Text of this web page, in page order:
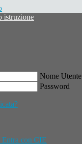
Nome Utente
Password
Entra con CIE